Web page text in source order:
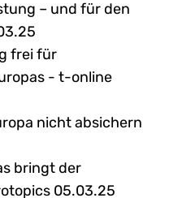
– und für den
frei für
- t-online
nicht absichern
bringt der
05.03.25